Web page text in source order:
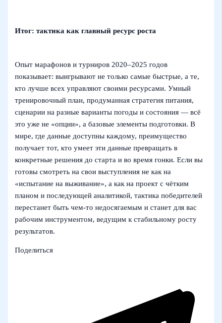
Итог: тактика как главный ресурс роста
Опыт марафонов и турниров 2020–2025 годов
показывает: выигрывают не только самые быстрые, а те,
кто лучше всех управляют своими ресурсами. Умный
тренировочный план, продуманная стратегия питания,
сценарии на разные варианты погоды и состояния — всё
это уже не «опции», а базовые элементы подготовки. В
мире, где данные доступны каждому, преимущество
получает тот, кто умеет эти данные превращать в
конкретные решения до старта и во время гонки. Если вы
готовы смотреть на свои выступления не как на
«испытание на выживание», а как на проект с чётким
планом и последующей аналитикой, тактика победителей
перестанет быть чем-то недосягаемым и станет для вас
рабочим инструментом, ведущим к стабильному росту
результатов.
Поделиться